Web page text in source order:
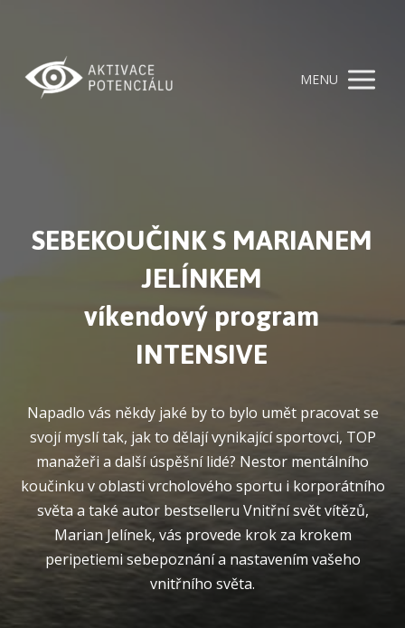
MENU
SEBEKOUČINK S MARIANEM
JELÍNKEM
víkendový program
INTENSIVE
Napadlo vás někdy jaké by to bylo umět pracovat se
svojí myslí tak, jak to dělají vynikající sportovci, TOP
manažeři a další úspěšní lidé? Nestor mentálního
koučinku v oblasti vrcholového sportu i korporátního
světa a také autor bestselleru Vnitřní svět vítězů,
Marian Jelínek, vás provede krok za krokem
peripetiemi sebepoznání a nastavením vašeho
vnitřního světa.